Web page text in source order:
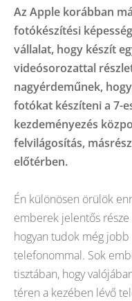
Az Apple korábban
fotókészítési
vállalat, hogy készít
videósorozattal
nagyérdeműnek,
fotókat készíteni a 7-
kezdeményezés
felvilágosítás,
előtérben.
Én különösen örülök
emberek jelentős
hogyan tudok még
telefonommal. Sok
tisztában, hogy
téren a kezében lévő